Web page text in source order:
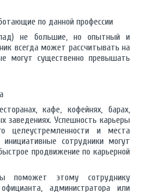
по данной профессии
не большие, но опытный и
всегда может рассчитывать на
могут существенно превышать
кафе, кофейнях, барах,
заведениях. Успешность карьеры
целеустремленности и места
сотрудники могут
продвижение по карьерной
поможет этому сотруднику
администратора или